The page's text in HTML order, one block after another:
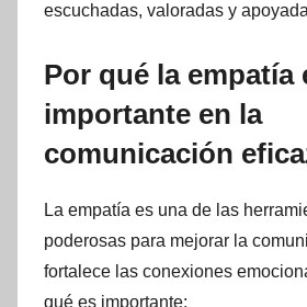
escuchadas, valoradas y
Por qué la empatía
importante en la
comunicación
La empatía es una de las
poderosas para mejorar la
fortalece las conexiones
qué es importante: